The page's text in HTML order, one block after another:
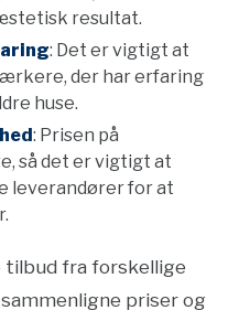
resultat.
: Det er vigtigt at
der har erfaring
huse.
: Prisen på
så det er vigtigt at
leverandører for at
tilbud fra forskellige
priser og